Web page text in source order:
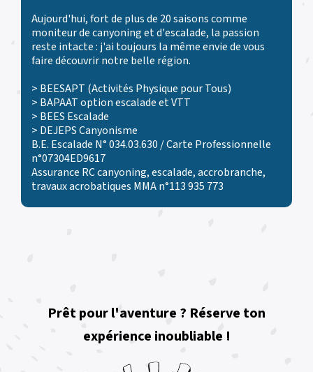
Aujourd'hui, fort de plus de 20 saisons comme
moniteur de canyoning et d'escalade, la passion
reste intacte : j'ai toujours la même envie de vous
faire découvrir notre belle région.
> BEESAPT (Activités Physique pour Tous)
> BAPAAT option escalade et VTT
> BEES Escalade
> DEJEPS Canyonisme
B.E. Escalade N° 034.03.630 / Carte Professionnelle
n°07304ED9617
Assurance RC canyoning, escalade, accrobranche,
travaux acrobatiques MMA n°113 935 773
Prêt pour l'aventure ? Réserve ton
expérience inoubliable !